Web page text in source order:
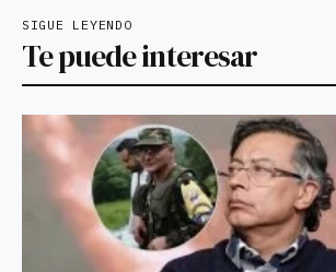
SIGUE LEYENDO
Te puede interesar